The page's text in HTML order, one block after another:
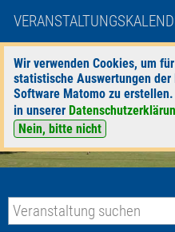
Wir verwenden Cookies, um
statistische Auswertungen
Software Matomo zu
in unserer
Nein, bitte nicht